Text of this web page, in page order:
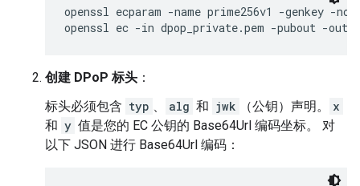
openssl ecparam -name prime256v1 -genkey -
openssl ec -in dpop_private.pem -pubout -out
创建 DPoP 标头 ：
标头必须包含 typ 、 alg 和 jwk （公钥）声明。
x
和 y 值是您的 EC 公钥的 Base64Url 编码坐标。 对
以下 JSON 进行 Base64Url 编码：